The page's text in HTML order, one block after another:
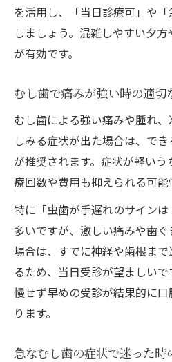
を活用し、「当日診療可」や
しましょう。混雑しやすい夕
が有効です。
むし歯で痛みが強い時の適切
むし歯による強い痛みや腫れ
しみる症状が出た場合は、で
が推奨されます。症状が軽い
療回数や費用も抑えられる可能
特に「虫歯が手遅れのサイン
多いですが、激しい痛みや歯
場合は、すでに神経や歯根ま
るため、当日受診が望ましい
慢せず早めの受診が結果的に
ります。
急なむし歯の症状で迷った時